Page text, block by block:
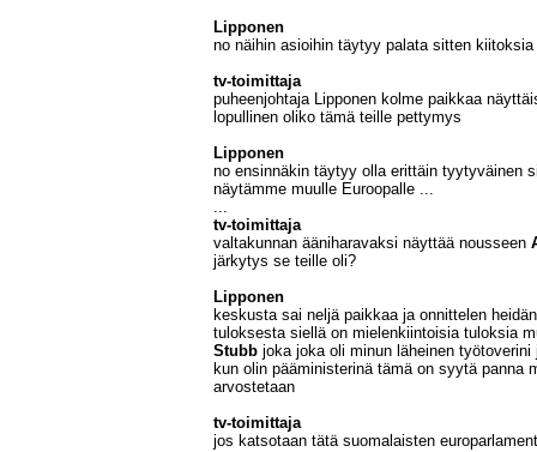
Lipponen
no näihin asioihin täytyy palata sitten kiitoksia
tv-toimittaja
puheenjohtaja Lipponen kolme paikkaa
lopullinen oliko tämä teille pettymys
Lipponen
no ensinnäkin täytyy olla erittäin tyytyväinen
näytämme muulle Euroopalle ...
...
tv-toimittaja
valtakunnan ääniharavaksi näyttää nousseen
järkytys se teille oli?
Lipponen
keskusta sai neljä paikkaa ja onnittelen
tuloksesta siellä on mielenkiintoisia tuloksia
Stubb joka joka oli minun läheinen
kun olin pääministerinä tämä on syytä panna
arvostetaan
tv-toimittaja
jos katsotaan tätä suomalaisten